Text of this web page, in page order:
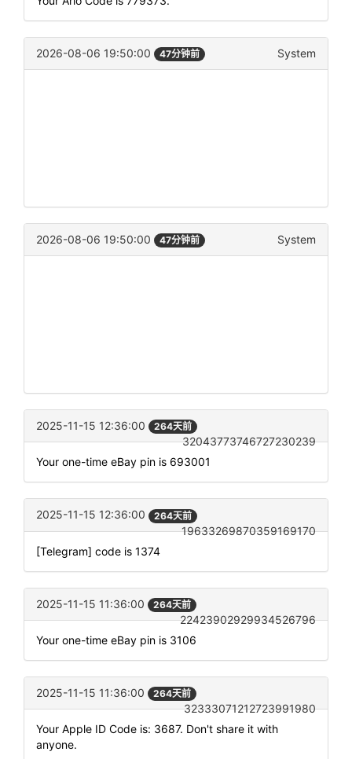
2026-08-06 19:50:00 47分钟前 System
2026-08-06 19:50:00 47分钟前 System
2025-11-15 12:36:00 264天前
32043773746727230239
Your one-time eBay pin is 693001
2025-11-15 12:36:00 264天前
19633269870359169170
[Telegram] code is 1374
2025-11-15 11:36:00 264天前
22423902929934526796
Your one-time eBay pin is 3106
2025-11-15 11:36:00 264天前
32333071212723991980
Your Apple ID Code is: 3687. Don't share it with
anyone.